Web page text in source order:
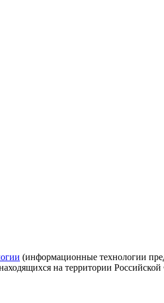
(информационные технологии
на территории